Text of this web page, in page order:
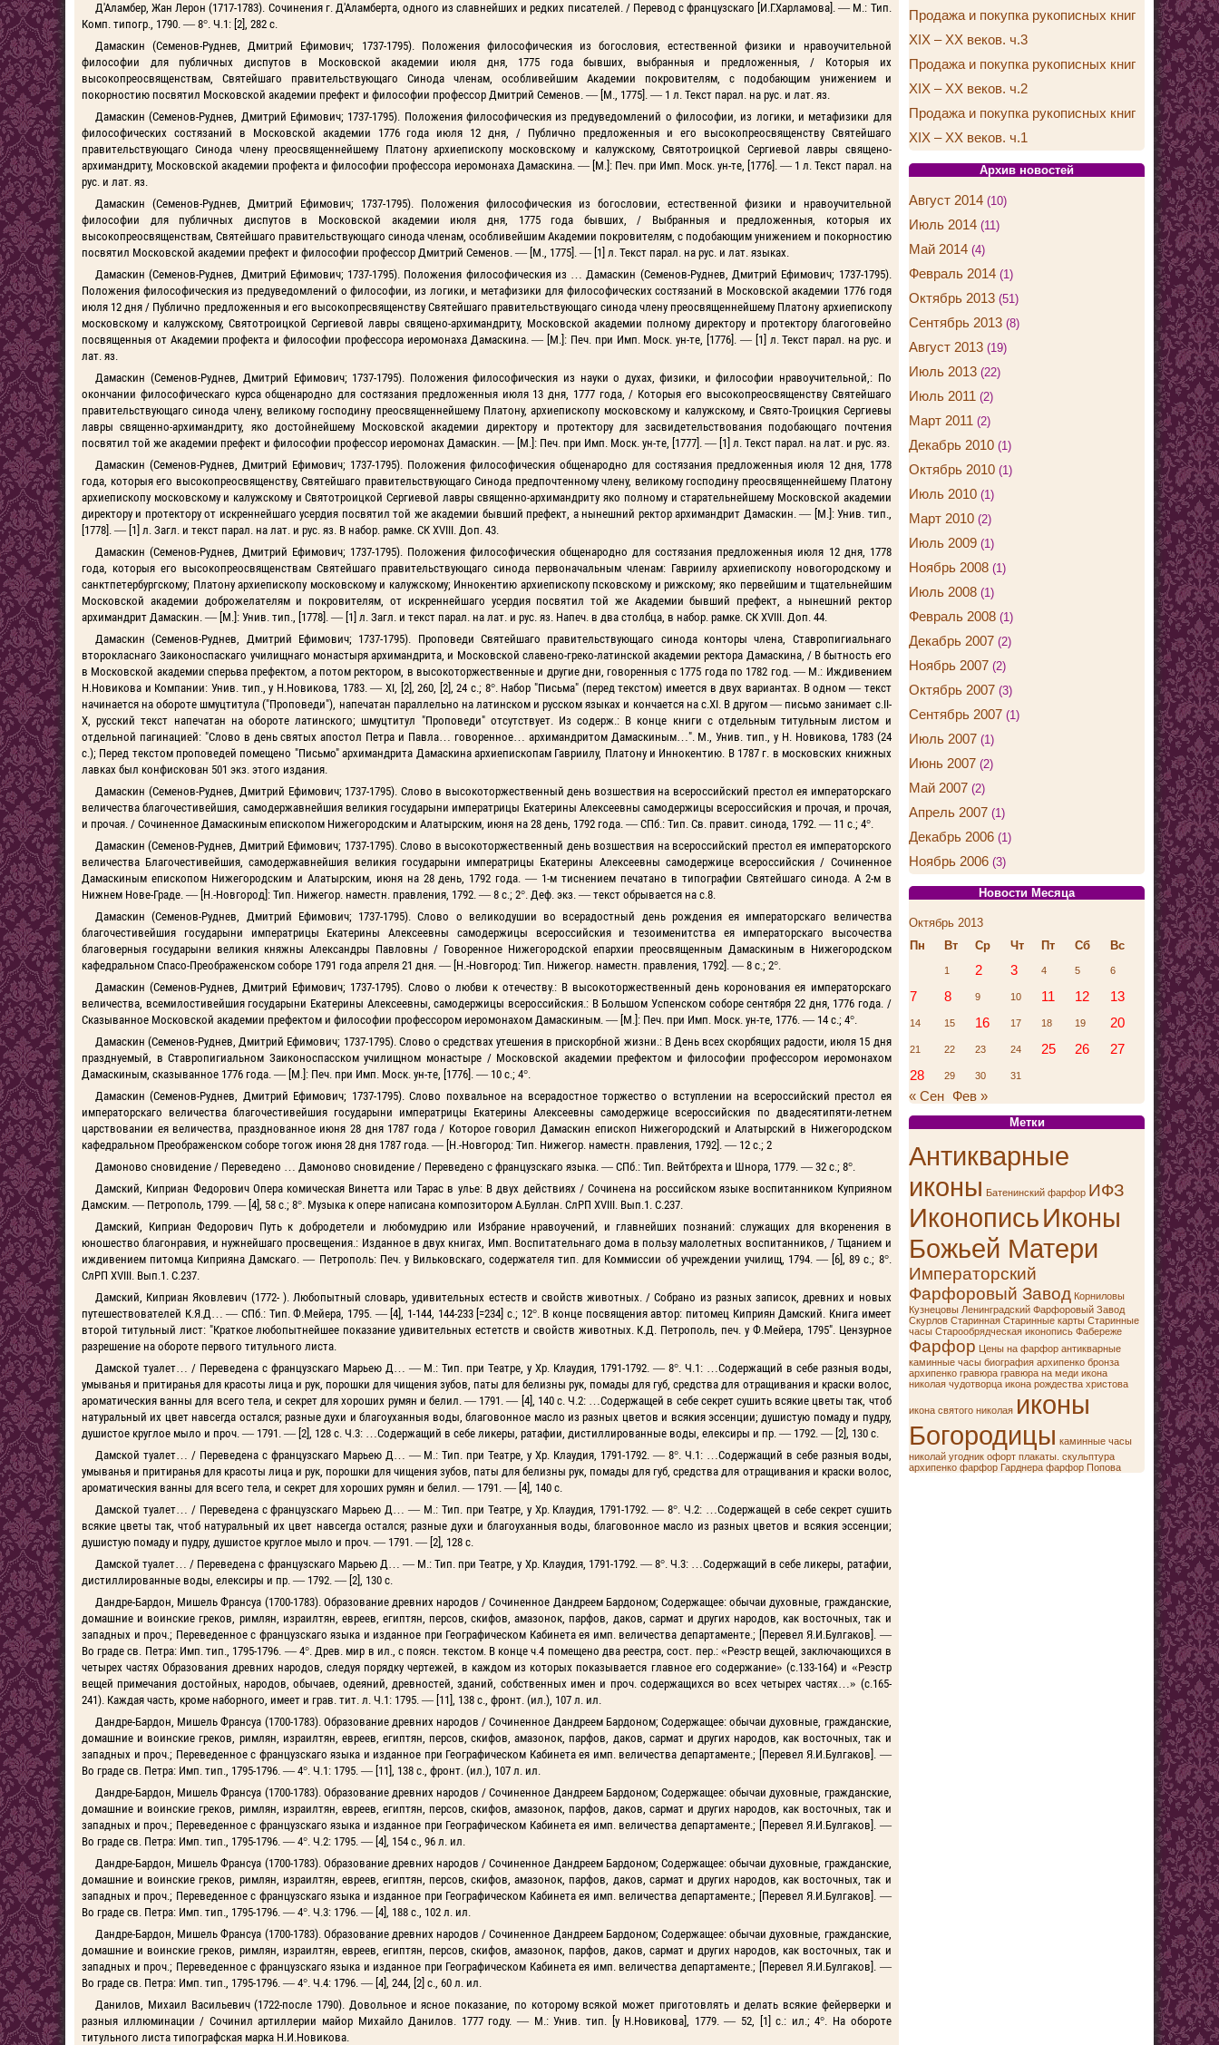
Д'Аламбер, Жан Лерон (1717-1783). Сочинения г. Д'Аламберта, одного из славнейших и редких писателей. / Перевод с французскаго [И.Г.Харламова]. — М.: Тип.
Комп. типогр., 1790. — 8°. Ч.1: [2], 282 с.
Дамаскин (Семенов-Руднев, Дмитрий Ефимович; 1737-1795). Положения философическия из богословия, естественной физики и нравоучительной
философии для публичных диспутов в Московской академии июля дня, 1775 года бывших, выбранныя и предложенныя, / Которыя их
высокопреосвященствам, Святейшаго правительствующаго Синода членам, особливейшим Академии покровителям, с подобающим унижением и
покорностию посвятил Московской академии префект и философии профессор Дмитрий Семенов. — [М., 1775]. — 1 л. Текст парал. на рус. и лат. яз.
Дамаскин (Семенов-Руднев, Дмитрий Ефимович; 1737-1795). Положения философическия из предуведомлений о философии, из логики, и метафизики для
философических состязаний в Московской академии 1776 года июля 12 дня, / Публично предложенныя и его высокопреосвященству Святейшаго
правительствующаго Синода члену преосвященнейшему Платону архиепископу московскому и калужскому, Святотроицкой Сергиевой лавры священо-
архимандриту, Московской академии профекта и философии профессора иеромонаха Дамаскина. — [М.]: Печ. при Имп. Моск. ун-те, [1776]. — 1 л. Текст парал. на
рус. и лат. яз.
Дамаскин (Семенов-Руднев, Дмитрий Ефимович; 1737-1795). Положения философическия из богословии, естественной физики и нравоучительной
философии для публичных диспутов в Московской академии июля дня, 1775 года бывших, / Выбранныя и предложенныя, которыя их
высокопреосвященствам, Святейшаго правительствующаго синода членам, особливейшим Академии покровителям, с подобающим унижением и покорностию
посвятил Московской академии префект и философии профессор Дмитрий Семенов. — [М., 1775]. — [1] л. Текст парал. на рус. и лат. языках.
Дамаскин (Семенов-Руднев, Дмитрий Ефимович; 1737-1795). Положения философическия из … Дамаскин (Семенов-Руднев, Дмитрий Ефимович; 1737-1795).
Положения философическия из предуведомлений о философии, из логики, и метафизики для философических состязаний в Московской академии 1776 годя
июля 12 дня / Публично предложенныя и его высокопресвященству Святейшаго правительствующаго синода члену преосвященнейшему Платону архиепископу
московскому и калужскому, Святотроицкой Сергиевой лавры священо-архимандриту, Московской академии полному директору и протектору благоговейно
посвященныя от Академии профекта и философии профессора иеромонаха Дамаскина. — [М.]: Печ. при Имп. Моск. ун-те, [1776]. — [1] л. Текст парал. на рус. и
лат. яз.
Дамаскин (Семенов-Руднев, Дмитрий Ефимович; 1737-1795). Положения философическия из науки о духах, физики, и философии нравоучительной,: По
окончании философическаго курса общенародно для состязания предложенныя июля 13 дня, 1777 года, / Которыя его высокопреосвященству Святейшаго
правительствующаго синода члену, великому господину преосвященнейшему Платону, архиепископу московскому и калужскому, и Свято-Троицкия Сергиевы
лавры священно-архимандриту, яко достойнейшему Московской академии директору и протектору для засвидетельствования подобающаго почтения
посвятил той же академии префект и философии профессор иеромонах Дамаскин. — [М.]: Печ. при Имп. Моск. ун-те, [1777]. — [1] л. Текст парал. на лат. и рус. яз.
Дамаскин (Семенов-Руднев, Дмитрий Ефимович; 1737-1795). Положения философическия общенародно для состязания предложенныя июля 12 дня, 1778
года, которыя его высокопреосвященству, Святейшаго правительствующаго Синода предпочтенному члену, великому господину преосвященнейшему Платону
архиепископу московскому и калужскому и Святотроицкой Сергиевой лавры священно-архимандриту яко полному и старательнейшему Московской академии
директору и протектору от искреннейшаго усердия посвятил той же академии бывший префект, а нынешний ректор архимандрит Дамаскин. — [М.]: Унив. тип.,
[1778]. — [1] л. Загл. и текст парал. на лат. и рус. яз. В набор. рамке. СК XVIII. Доп. 43.
Дамаскин (Семенов-Руднев, Дмитрий Ефимович; 1737-1795). Положения философическия общенародно для состязания предложенныя июля 12 дня, 1778
года, которыя его высокопреосвященствам Святейшаго правительствующаго синода первоначальным членам: Гавриилу архиепископу новогородскому и
санктпетербургскому; Платону архиепископу московскому и калужскому; Иннокентию архиепископу псковскому и рижскому; яко первейшим и тщательнейшим
Московской академии доброжелателям и покровителям, от искреннейшаго усердия посвятил той же Академии бывший префект, а нынешний ректор
архимандрит Дамаскин. — [М.]: Унив. тип., [1778]. — [1] л. Загл. и текст парал. на лат. и рус. яз. Напеч. в два столбца, в набор. рамке. СК XVIII. Доп. 44.
Дамаскин (Семенов-Руднев, Дмитрий Ефимович; 1737-1795). Проповеди Святейшаго правительствующаго синода конторы члена, Ставропигиальнаго
второкласнаго Заиконоспаскаго училищнаго монастыря архимандрита, и Московской славено-греко-латинской академии ректора Дамаскина, / В бытность его
в Московской академии сперьва префектом, а потом ректором, в высокоторжественные и другие дни, говоренныя с 1775 года по 1782 год. — М.: Иждивением
Н.Новикова и Компании: Унив. тип., у Н.Новикова, 1783. — XI, [2], 260, [2], 24 с.; 8°. Набор "Письма" (перед текстом) имеется в двух вариантах. В одном — текст
начинается на обороте шмуцтитула ("Проповеди"), напечатан параллельно на латинском и русском языках и кончается на с.XI. В другом — письмо занимает с.II-
X, русский текст напечатан на обороте латинского; шмуцтитул "Проповеди" отсутствует. Из содерж.: В конце книги с отдельным титульным листом и
отдельной пагинацией: "Слово в день святых апостол Петра и Павла… говоренное… архимандритом Дамаскиным…". М., Унив. тип., у Н. Новикова, 1783 (24
с.); Перед текстом проповедей помещено "Письмо" архимандрита Дамаскина архиепископам Гавриилу, Платону и Иннокентию. В 1787 г. в московских книжных
лавках был конфискован 501 экз. этого издания.
Дамаскин (Семенов-Руднев, Дмитрий Ефимович; 1737-1795). Слово в высокоторжественный день возшествия на всероссийский престол ея императорскаго
величества благочестивейшия, самодержавнейшия великия государыни императрицы Екатерины Алексеевны самодержицы всероссийския и прочая, и прочая,
и прочая. / Сочиненное Дамаскиным епископом Нижегородским и Алатырским, июня на 28 день, 1792 года. — СПб.: Тип. Св. правит. синода, 1792. — 11 с.; 4°.
Дамаскин (Семенов-Руднев, Дмитрий Ефимович; 1737-1795). Слово в высокоторжественный день возшествия на всероссийский престол ея императорского
величества Благочестивейшия, самодержавнейшия великия государыни императрицы Екатерины Алексеевны самодержице всероссийския / Сочиненное
Дамаскиным епископом Нижегородским и Алатырским, июня на 28 день, 1792 года. — 1-м тиснением печатано в типографии Святейшаго синода. А 2-м в
Нижнем Нове-Граде. — [Н.-Новгород]: Тип. Нижегор. наместн. правления, 1792. — 8 с.; 2°. Деф. экз. — текст обрывается на с.8.
Дамаскин (Семенов-Руднев, Дмитрий Ефимович; 1737-1795). Слово о великодушии во всерадостный день рождения ея императорскаго величества
благочестивейшия государыни императрицы Екатерины Алексеевны самодержицы всероссийския и тезоименитства ея императорскаго высочества
благоверныя государыни великия княжны Александры Павловны / Говоренное Нижегородской епархии преосвященным Дамаскиным в Нижегородском
кафедральном Спасо-Преображенском соборе 1791 года апреля 21 дня. — [Н.-Новгород: Тип. Нижегор. наместн. правления, 1792]. — 8 с.; 2°.
Дамаскин (Семенов-Руднев, Дмитрий Ефимович; 1737-1795). Слово о любви к отечеству.: В высокоторжественный день коронования ея императорскаго
величества, всемилостивейшия государыни Екатерины Алексеевны, самодержицы всероссийския.: В Большом Успенском соборе сентября 22 дня, 1776 года. /
Сказыванное Московской академии префектом и философии профессором иеромонахом Дамаскиным. — [М.]: Печ. при Имп. Моск. ун-те, 1776. — 14 с.; 4°.
Дамаскин (Семенов-Руднев, Дмитрий Ефимович; 1737-1795). Слово о средствах утешения в прискорбной жизни.: В День всех скорбящих радости, июля 15 дня
празднуемый, в Ставропигиальном Заиконоспасском училищном монастыре / Московской академии префектом и философии профессором иеромонахом
Дамаскиным, сказыванное 1776 года. — [М.]: Печ. при Имп. Моск. ун-те, [1776]. — 10 с.; 4°.
Дамаскин (Семенов-Руднев, Дмитрий Ефимович; 1737-1795). Слово похвальное на всерадостное торжество о вступлении на всероссийский престол ея
императорскаго величества благочестивейшия государыни императрицы Екатерины Алексеевны самодержице всероссийския по двадесятипяти-летнем
царствовании ея величества, празднованное июня 28 дня 1787 года / Которое говорил Дамаскин епископ Нижегородский и Алатырский в Нижегородском
кафедральном Преображенском соборе тогож июня 28 дня 1787 года. — [Н.-Новгород: Тип. Нижегор. наместн. правления, 1792]. — 12 с.; 2
Дамоново сновидение / Переведено … Дамоново сновидение / Переведено с французскаго языка. — СПб.: Тип. Вейтбрехта и Шнора, 1779. — 32 с.; 8°.
Дамский, Киприан Федорович Опера комическая Винетта или Тарас в улье: В двух действиях / Сочинена на российском языке воспитанником Куприяном
Дамским. — Петрополь, 1799. — [4], 58 с.; 8°. Музыка к опере написана композитором А.Буллан. СлРП XVIII. Вып.1. С.237.
Дамский, Киприан Федорович Путь к добродетели и любомудрию или Избрание нравоучений, и главнейших познаний: служащих для вкоренения в
юношество благонравия, и нужнейшаго просвещения.: Изданное в двух книгах, Имп. Воспитательнаго дома в пользу малолетных воспитанников, / Тщанием и
иждивением питомца Киприяна Дамскаго. — Петрополь: Печ. у Вильковскаго, содержателя тип. для Коммиссии об учреждении училищ, 1794. — [6], 89 с.; 8°.
СлРП XVIII. Вып.1. С.237.
Дамский, Киприан Яковлевич (1772- ). Любопытный словарь, удивительных естеств и свойств животных. / Собрано из разных записок, древних и новых
путешествователей К.Я.Д… — СПб.: Тип. Ф.Мейера, 1795. — [4], 1-144, 144-233 [=234] c.; 12°. В конце посвящения автор: питомец Киприян Дамский. Книга имеет
второй титульный лист: "Краткое любопытнейшее показание удивительных естетств и свойств животных. К.Д. Петрополь, печ. у Ф.Мейера, 1795". Цензурное
разрешение на обороте первого титульного листа.
Дамской туалет… / Переведена с французскаго Марьею Д… — М.: Тип. при Театре, у Хр. Клаудия, 1791-1792. — 8°. Ч.1: …Содержащий в себе разныя воды,
умыванья и притиранья для красоты лица и рук, порошки для чищения зубов, паты для белизны рук, помады для губ, средства для отращивания и краски волос,
ароматическия ванны для всего тела, и секрет для хороших румян и белил. — 1791. — [4], 140 с. Ч.2: …Содержащей в себе секрет сушить всякие цветы так, чтоб
натуральный их цвет навсегда остался; разные духи и благоуханныя воды, благовонное масло из разных цветов и всякия эссенции; душистую помаду и пудру,
душистое круглое мыло и проч. — 1791. — [2], 128 с. Ч.3: …Содержащий в себе ликеры, ратафии, дистиллированные воды, елексиры и пр. — 1792. — [2], 130 с.
Дамской туалет… / Переведена с французскаго Марьею Д… — М.: Тип. при Театре, у Хр. Клаудия, 1791-1792. — 8°. Ч.1: …Содержащий в себе разныя воды,
умыванья и притиранья для красоты лица и рук, порошки для чищения зубов, паты для белизны рук, помады для губ, средства для отращивания и краски волос,
ароматическия ванны для всего тела, и секрет для хороших румян и белил. — 1791. — [4], 140 с.
Дамской туалет… / Переведена с французскаго Марьею Д… — М.: Тип. при Театре, у Хр. Клаудия, 1791-1792. — 8°. Ч.2: …Содержащей в себе секрет сушить
всякие цветы так, чтоб натуральный их цвет навсегда остался; разные духи и благоуханныя воды, благовонное масло из разных цветов и всякия эссенции;
душистую помаду и пудру, душистое круглое мыло и проч. — 1791. — [2], 128 с.
Дамской туалет… / Переведена с французскаго Марьею Д… — М.: Тип. при Театре, у Хр. Клаудия, 1791-1792. — 8°. Ч.3: …Содержащий в себе ликеры, ратафии,
дистиллированные воды, елексиры и пр. — 1792. — [2], 130 с.
Дандре-Бардон, Мишель Франсуа (1700-1783). Образование древних народов / Сочиненное Дандреем Бардоном; Содержащее: обычаи духовные, гражданские,
домашние и воинские греков, римлян, израилтян, евреев, египтян, персов, скифов, амазонок, парфов, даков, сармат и других народов, как восточных, так и
западных и проч.; Переведенное с французскаго языка и изданное при Географическом Кабинета ея имп. величества департаменте.; [Перевел Я.И.Булгаков]. —
Во граде св. Петра: Имп. тип., 1795-1796. — 4°. Древ. мир в ил., с поясн. текстом. В конце ч.4 помещено два реестра, сост. пер.: «Реэстр вещей, заключающихся в
четырех частях Образования древних народов, следуя порядку чертежей, в каждом из которых показывается главное его содержание» (с.133-164) и «Реэстр
вещей примечания достойных, народов, обычаев, одеяний, древностей, зданий, собственных имен и проч. содержащихся во всех четырех частях…» (с.165-
241). Каждая часть, кроме наборного, имеет и грав. тит. л. Ч.1: 1795. — [11], 138 с., фронт. (ил.), 107 л. ил.
Дандре-Бардон, Мишель Франсуа (1700-1783). Образование древних народов / Сочиненное Дандреем Бардоном; Содержащее: обычаи духовные, гражданские,
домашние и воинские греков, римлян, израилтян, евреев, египтян, персов, скифов, амазонок, парфов, даков, сармат и других народов, как восточных, так и
западных и проч.; Переведенное с французскаго языка и изданное при Географическом Кабинета ея имп. величества департаменте.; [Перевел Я.И.Булгаков]. —
Во граде св. Петра: Имп. тип., 1795-1796. — 4°. Ч.1: 1795. — [11], 138 с., фронт. (ил.), 107 л. ил.
Дандре-Бардон, Мишель Франсуа (1700-1783). Образование древних народов / Сочиненное Дандреем Бардоном; Содержащее: обычаи духовные, гражданские,
домашние и воинские греков, римлян, израилтян, евреев, египтян, персов, скифов, амазонок, парфов, даков, сармат и других народов, как восточных, так и
западных и проч.; Переведенное с французскаго языка и изданное при Географическом Кабинета ея имп. величества департаменте.; [Перевел Я.И.Булгаков]. —
Во граде св. Петра: Имп. тип., 1795-1796. — 4°. Ч.2: 1795. — [4], 154 с., 96 л. ил.
Дандре-Бардон, Мишель Франсуа (1700-1783). Образование древних народов / Сочиненное Дандреем Бардоном; Содержащее: обычаи духовные, гражданские,
домашние и воинские греков, римлян, израилтян, евреев, египтян, персов, скифов, амазонок, парфов, даков, сармат и других народов, как восточных, так и
западных и проч.; Переведенное с французскаго языка и изданное при Географическом Кабинета ея имп. величества департаменте.; [Перевел Я.И.Булгаков]. —
Во граде св. Петра: Имп. тип., 1795-1796. — 4°. Ч.3: 1796. — [4], 188 с., 102 л. ил.
Дандре-Бардон, Мишель Франсуа (1700-1783). Образование древних народов / Сочиненное Дандреем Бардоном; Содержащее: обычаи духовные, гражданские,
домашние и воинские греков, римлян, израилтян, евреев, египтян, персов, скифов, амазонок, парфов, даков, сармат и других народов, как восточных, так и
западных и проч.; Переведенное с французскаго языка и изданное при Географическом Кабинета ея имп. величества департаменте.; [Перевел Я.И.Булгаков]. —
Во граде св. Петра: Имп. тип., 1795-1796. — 4°. Ч.4: 1796. — [4], 244, [2] с., 60 л. ил.
Данилов, Михаил Васильевич (1722-после 1790). Довольное и ясное показание, по которому всякой может приготовлять и делать всякие фейерверки и
разныя иллюминации / Сочинил артиллерии майор Михайло Данилов. 1777 году. — М.: Унив. тип. [у Н.Новикова], 1779. — 52, [1] с.: ил.; 4°. На обороте
титульного листа типографская марка Н.И.Новикова.
Продажа и покупка рукописных книг
XIX – XX веков. ч.3
Продажа и покупка рукописных книг
XIX – XX веков. ч.2
Продажа и покупка рукописных книг
XIX – XX веков. ч.1
Архив новостей
Август 2014 (10)
Июль 2014 (11)
Май 2014 (4)
Февраль 2014 (1)
Октябрь 2013 (51)
Сентябрь 2013 (8)
Август 2013 (19)
Июль 2013 (22)
Июль 2011 (2)
Март 2011 (2)
Декабрь 2010 (1)
Октябрь 2010 (1)
Июль 2010 (1)
Март 2010 (2)
Июль 2009 (1)
Ноябрь 2008 (1)
Июль 2008 (1)
Февраль 2008 (1)
Декабрь 2007 (2)
Ноябрь 2007 (2)
Октябрь 2007 (3)
Сентябрь 2007 (1)
Июль 2007 (1)
Июнь 2007 (2)
Май 2007 (2)
Апрель 2007 (1)
Декабрь 2006 (1)
Ноябрь 2006 (3)
Новости Месяца
Октябрь 2013
Пн
Вт Ср Чт Пт Сб Вс
1 2 3 4 5 6
7 8 9 10 11 12 13
14 15 16 17 18 19 20
21 22 23 24 25 26
27
28
29 30 31
« Сен Фев »
Метки
Антикварные
иконы Батенинский фарфор ИФЗ
ИконописьИконы
Божьей Матери
Императорский
Фарфоровый Завод Корниловы
Кузнецовы Ленинградский Фарфоровый Завод
Скурлов Старинная Старинные карты Старинные
часы Старообрядческая иконопись Фабереже
Фарфор Цены на фарфор антикварные
каминные часы биография архипенко бронза
архипенко гравюра гравюра на меди икона
николая чудотворца икона рождества христова
икона святого николая иконы
Богородицы каминные часы
николай угодник офорт плакаты. скульптура
архипенко фарфор Гарднера фарфор Попова